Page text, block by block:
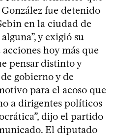
fue detenido
en la ciudad de
y exigió su
hoy más que
pensar distinto y
gobierno y de
para el acoso que
a dirigentes políticos
dijo el partido
El diputado